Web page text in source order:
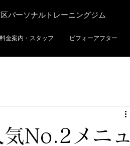
パーソナルトレーニングジム
料金案内・スタッフ ビフォーアフター
No.2メニュ